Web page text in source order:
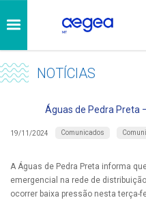
NOTÍCIAS
Águas de Pedra Preta
19/11/2024 Comunicados
A Águas de Pedra Preta informa
emergencial na rede de
ocorrer baixa pressão nesta terça-